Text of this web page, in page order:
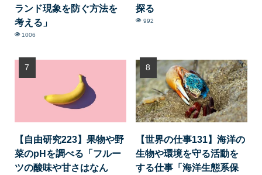
ランド現象を防ぐ方法を
考える」
1006
探る
992
【自由研究223】果物や野
菜のpHを調べる「フルー
ツの酸味や甘さはなん
【世界の仕事131】海洋の
生物や環境を守る活動を
する仕事「海洋生態系保